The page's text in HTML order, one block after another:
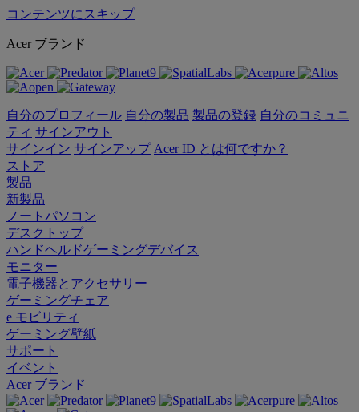
コンテンツにスキップ
Acer ブランド
自分のプロフィール 自分の製品 製品の登録 自分のコミュニ
ティ サインアウト
サインイン サインアップ Acer ID とは何ですか？
ストア
製品
新製品
ノートパソコン
デスクトップ
ハンドヘルドゲーミングデバイス
モニター
電子機器とアクセサリー
ゲーミングチェア
e モビリティ
ゲーミング壁紙
サポート
イベント
Acer ブランド